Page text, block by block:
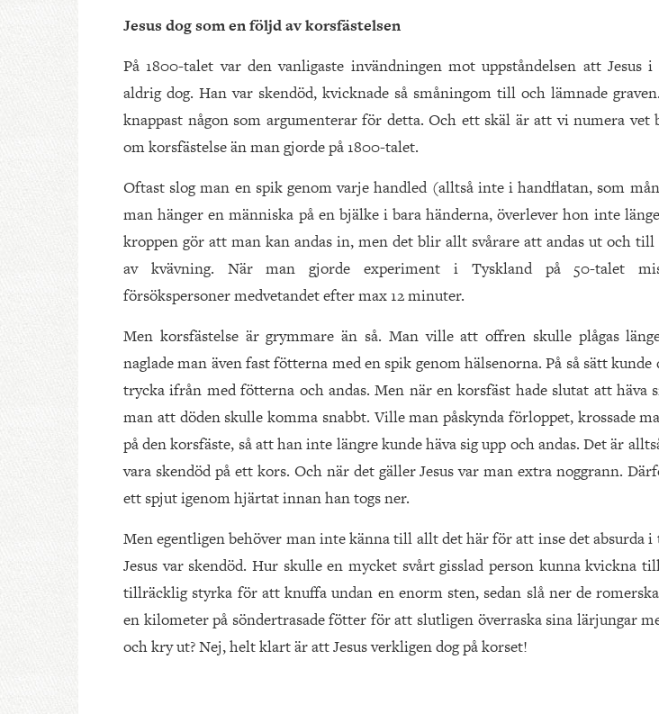
Jesus dog som en följd av korsfästelsen
På 1800-talet var den vanligaste invändningen mot uppståndelsen att Jesus
aldrig dog. Han var skendöd, kvicknade så småningom till och lämnade
knappast någon som argumenterar för detta. Och ett skäl är att vi numera vet
om korsfästelse än man gjorde på 1800-talet.
Oftast slog man en spik genom varje handled (alltså inte i handflatan, som
man hänger en människa på en bjälke i bara händerna, överlever hon inte
kroppen gör att man kan andas in, men det blir allt svårare att andas ut och
av kvävning. När man gjorde experiment i Tyskland på 50-talet
försökspersoner medvetandet efter max 12 minuter.
Men korsfästelse är grymmare än så. Man ville att offren skulle plågas
naglade man även fast fötterna med en spik genom hälsenorna. På så sätt kunde
trycka ifrån med fötterna och andas. Men när en korsfäst hade slutat att häva
man att döden skulle komma snabbt. Ville man påskynda förloppet, krossade
på den korsfäste, så att han inte längre kunde häva sig upp och andas. Det är
vara skendöd på ett kors. Och när det gäller Jesus var man extra noggrann.
ett spjut igenom hjärtat innan han togs ner.
Men egentligen behöver man inte känna till allt det här för att inse det absurda
Jesus var skendöd. Hur skulle en mycket svårt gisslad person kunna kvickna
tillräcklig styrka för att knuffa undan en enorm sten, sedan slå ner de
en kilometer på söndertrasade fötter för att slutligen överraska sina lärjungar
och kry ut? Nej, helt klart är att Jesus verkligen dog på korset!